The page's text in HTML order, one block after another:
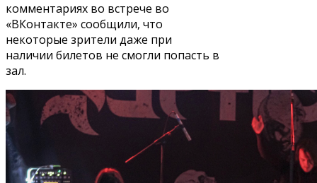
комментариях во встрече во
«ВКонтакте» сообщили, что
некоторые зрители даже при
наличии билетов не смогли попасть в
зал.